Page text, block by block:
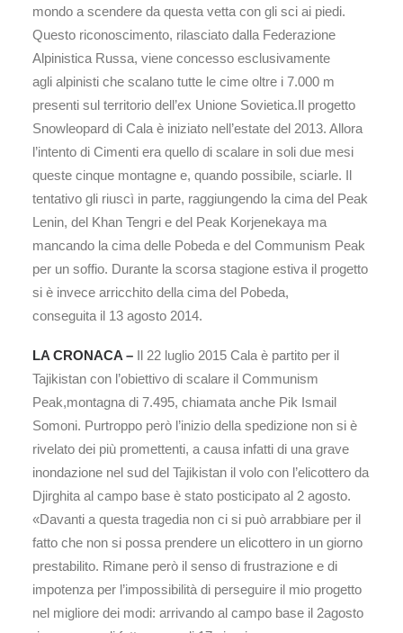
mondo a scendere da questa vetta con gli sci ai piedi.
Questo riconoscimento, rilasciato dalla Federazione
Alpinistica Russa, viene concesso esclusivamente
agli alpinisti che scalano tutte le cime oltre i 7.000 m
presenti sul territorio dell’ex Unione Sovietica.Il progetto
Snowleopard di Cala è iniziato nell’estate del 2013. Allora
l’intento di Cimenti era quello di scalare in soli due mesi
queste cinque montagne e, quando possibile, sciarle. Il
tentativo gli riuscì in parte, raggiungendo la cima del Peak
Lenin, del Khan Tengri e del Peak Korjenekaya ma
mancando la cima delle Pobeda e del Communism Peak
per un soffio. Durante la scorsa stagione estiva il progetto
si è invece arricchito della cima del Pobeda,
conseguita il 13 agosto 2014.
LA CRONACA – Il 22 luglio 2015 Cala è partito per il
Tajikistan con l’obiettivo di scalare il Communism
Peak,montagna di 7.495, chiamata anche Pik Ismail
Somoni. Purtroppo però l’inizio della spedizione non si è
rivelato dei più promettenti, a causa infatti di una grave
inondazione nel sud del Tajikistan il volo con l’elicottero da
Djirghita al campo base è stato posticipato al 2 agosto.
«Davanti a questa tragedia non ci si può arrabbiare per il
fatto che non si possa prendere un elicottero in un giorno
prestabilito. Rimane però il senso di frustrazione e di
impotenza per l’impossibilità di perseguire il mio progetto
nel migliore dei modi: arrivando al campo base il 2agosto